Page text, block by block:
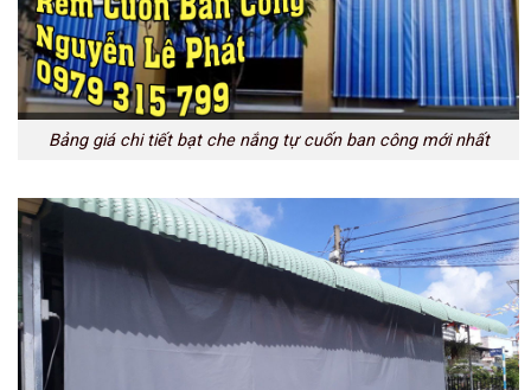
Bảng giá chi tiết bạt che nắng tự cuốn ban công mới nhất